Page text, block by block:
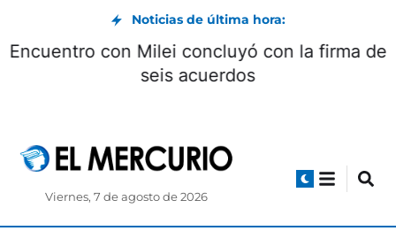
Noticias de última hora:
Encuentro con Milei concluyó con la firma de
seis acuerdos
Viernes, 7 de agosto de 2026